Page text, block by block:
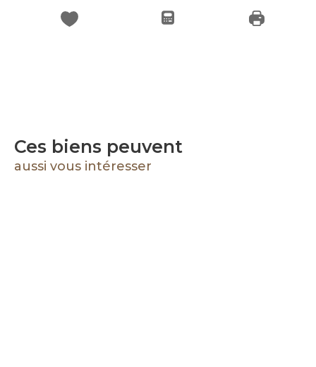
Ces biens peuvent
aussi vous intéresser